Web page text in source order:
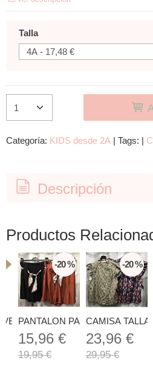
Talla
Categoría: KIDS desde 2A | Tags: |
Descripción
Productos
AZUL OSCURO LUNAR...
-20 %
PANTALON PAÑUELOS TALLA
15,96 €
19,95 €
-20 %
CAMISA TALLA
23,96 €
29,95 €